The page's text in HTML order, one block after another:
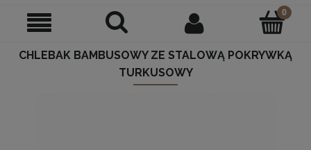
CHLEBAK BAMBUSOWY ZE STALOWĄ POKRYWKĄ
TURKUSOWY